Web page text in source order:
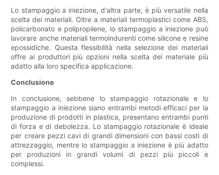
Lo stampaggio a iniezione, d'altra parte, è più versatile nella
scelta dei materiali. Oltre a materiali termoplastici come ABS,
policarbonato e polipropilene, lo stampaggio a iniezione può
lavorare anche materiali termoindurenti come silicone e resine
epossidiche. Questa flessibilità nella selezione dei materiali
offre ai produttori più opzioni nella scelta del materiale più
adatto alla loro specifica applicazione.
Conclusione
In conclusione, sebbene lo stampaggio rotazionale e lo
stampaggio a iniezione siano entrambi metodi efficaci per la
produzione di prodotti in plastica, presentano entrambi punti
di forza e di debolezza. Lo stampaggio rotazionale è ideale
per creare pezzi cavi di grandi dimensioni con bassi costi di
attrezzaggio, mentre lo stampaggio a iniezione è più adatto
per produzioni in grandi volumi di pezzi più piccoli e
complessi.